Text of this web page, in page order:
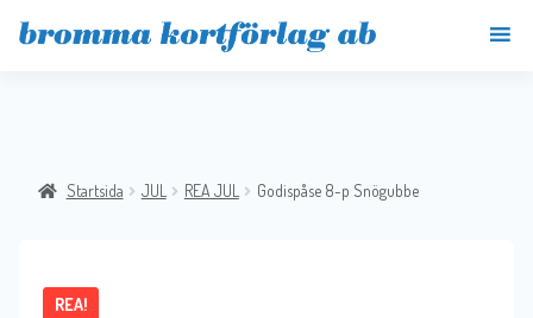
Startsida JUL REA JUL Godispåse 8-p Snögubbe
REA!